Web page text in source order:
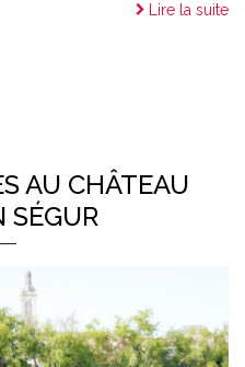
Lire la suite
AU CHÂTEAU
SÉGUR